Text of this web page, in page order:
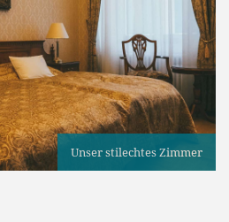
Unser stilechtes Zimmer